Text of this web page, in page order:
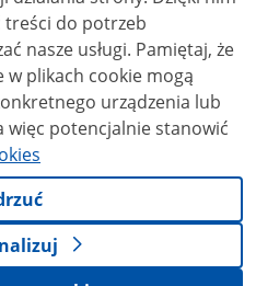
treści do potrzeb
Pamiętaj, że
plikach cookie mogą
urządzenia lub
więc potencjalnie stanowić